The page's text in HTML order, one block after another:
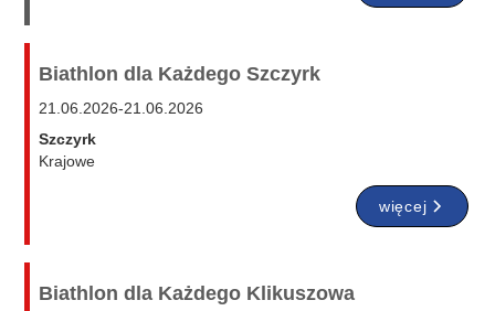
Biathlon dla Każdego Szczyrk
21.06.2026-21.06.2026
Szczyrk
Krajowe
więcej
Biathlon dla Każdego Klikuszowa